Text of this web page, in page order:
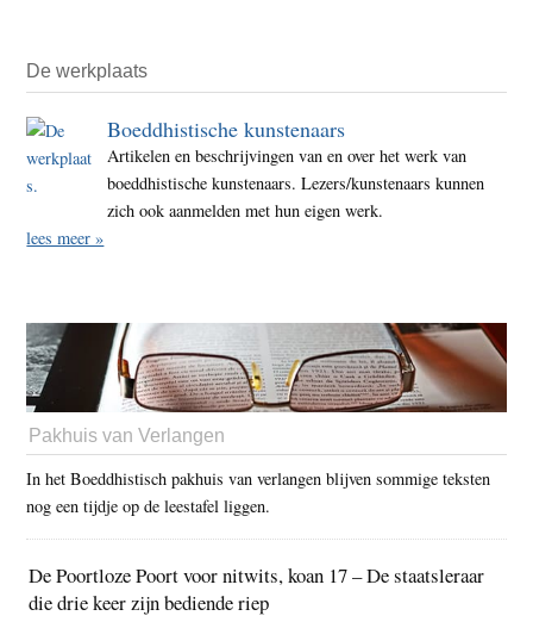
De werkplaats
Boeddhistische kunstenaars
Artikelen en beschrijvingen van en over het werk van
boeddhistische kunstenaars. Lezers/kunstenaars kunnen
zich ook aanmelden met hun eigen werk.
lees meer »
Pakhuis van Verlangen
In het Boeddhistisch pakhuis van verlangen blijven sommige teksten
nog een tijdje op de leestafel liggen.
De Poortloze Poort voor nitwits, koan 17 – De staatsleraar
die drie keer zijn bediende riep